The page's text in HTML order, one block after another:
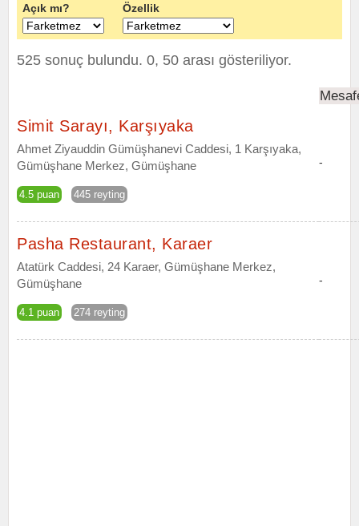
Açık mı? Özellik
525 sonuç bulundu. 0, 50 arası gösteriliyor.
Simit Sarayı, Karşıyaka
Ahmet Ziyauddin Gümüşhanevi Caddesi, 1 Karşıyaka,
Gümüşhane Merkez, Gümüşhane
4.5 puan 445 reyting
-
Pasha Restaurant, Karaer
Atatürk Caddesi, 24 Karaer, Gümüşhane Merkez,
Gümüşhane
4.1 puan 274 reyting
-